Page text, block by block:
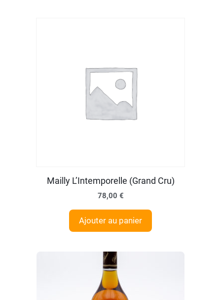
Mailly L’Intemporelle (Grand Cru)
78,00 €
Ajouter au panier